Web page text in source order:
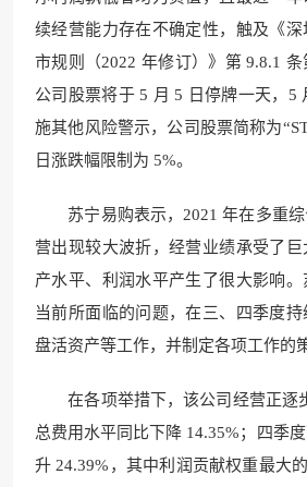
续经营能力存在不确定性，触及《
市规则（2022 年修订）》第 9.8.1 条
公司股票将于 5 月 5 日停牌一天，5
施其他风险警示，公司股票简称为
日涨跌幅限制为 5%。
苏宁易购表示，2021 年在多重综
营出现较大波折，经营业绩承受了
产水平、利润水平产生了很大影响
当前所面临的问题，在三、四季度持
盘活资产等工作，并制定各项工作的
在各项举措下，该公司经营正逐
总费用水平同比下降 14.35%；四季
升 24.39%，其中利润贡献权重最大